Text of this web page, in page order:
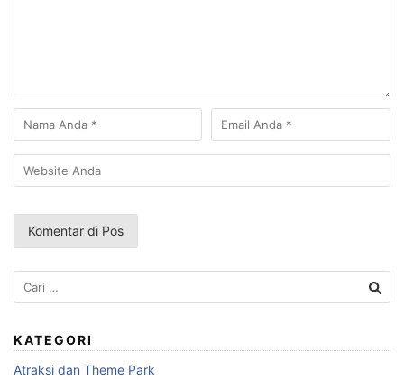
Cari
untuk:
KATEGORI
Atraksi dan Theme Park